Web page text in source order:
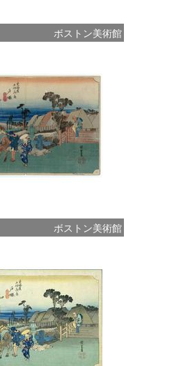
ボストン美術館
ボストン美術館